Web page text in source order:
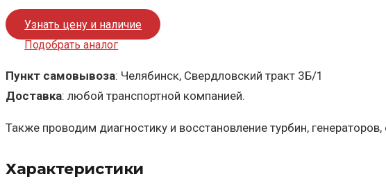
Узнать цену и наличие
Подобрать аналог
Пункт самовывоза: Челябинск, Свердловский тракт 3Б/1
Доставка: любой транспортной компанией.
Также проводим диагностику и восстановление турбин,
Характеристики